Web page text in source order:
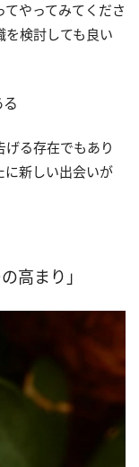
やってみてくださ
を検討しても良い
る存在でもあり
に新しい出会いが
高まり」